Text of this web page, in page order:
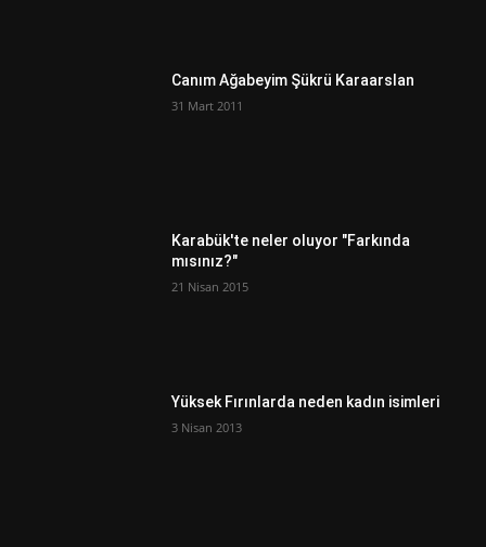
Canım Ağabeyim Şükrü Karaarslan
31 Mart 2011
Karabük'te neler oluyor "Farkında
mısınız?"
21 Nisan 2015
Yüksek Fırınlarda neden kadın isimleri
3 Nisan 2013